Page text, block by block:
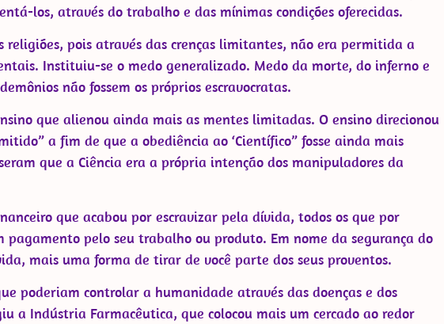
los, através do trabalho e das mínimas condições oferecidas.
religiões, pois através das crenças limitantes, não era permitida a
Instituiu-se o medo generalizado. Medo da morte, do inferno e
não fossem os próprios escravocratas.
que alienou ainda mais as mentes limitadas. O ensino direcionou
a fim de que a obediência ao ‘Científico” fosse ainda mais
que a Ciência era a própria intenção dos manipuladores da
que acabou por escravizar pela dívida, todos os que por
pagamento pelo seu trabalho ou produto. Em nome da segurança do
mais uma forma de tirar de você parte dos seus proventos.
poderiam controlar a humanidade através das doenças e dos
a Indústria Farmacêutica, que colocou mais um cercado ao redor